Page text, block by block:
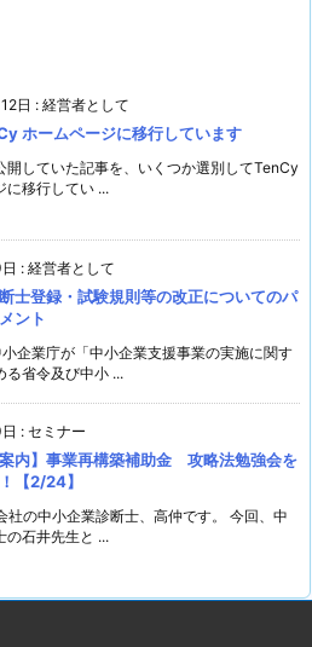
日 : 経営者として
ホームページに移行しています
開していた記事を、いくつか選別してTenCy
に移行してい ...
: 経営者として
士登録・試験規則等の改正についてのパ
ント
企業庁が「中小企業支援事業の実施に関す
る省令及び中小 ...
: セミナー
案内】事業再構築補助金 攻略法勉強会を
【2/24】
社の中小企業診断士、高仲です。 今回、中
の石井先生と ...